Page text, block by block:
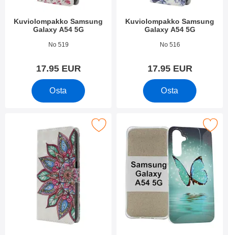
Kuviolompakko Samsung
Galaxy A54 5G
Tuote.nro 48311
No 519
17.95 EUR
Osta
Kuviolompakko Samsung
Galaxy A54 5G
Tuote.nro 48313
No 516
17.95 EUR
Osta
kuviolompakko Samsung Galaxy A54 5G suosikiksi
Merkitse tPU-Designkotelo